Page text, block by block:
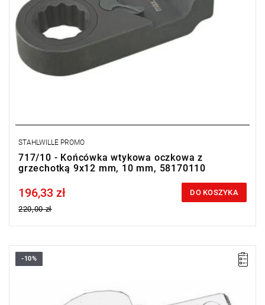
STAHLWILLE PROMO
717/10 - Końcówka wtykowa oczkowa z
grzechotką 9x12 mm, 10 mm, 58170110
Price tax included
196,33 zł
220,00 zł
DO KOSZYKA
• 7 mm
-10%